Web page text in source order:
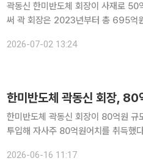
곽동신 한미반도체 회장이 사재로
써 곽 회장은 2023년부터 총 695억원(73
로 높아진다. 곽 회장은 2023년부터
2026-07-02 13:24
한미반도체 곽동신 회장, 80
한미반도체 곽동신 회장이 80억원 규모의 자사주 매입
투입해 자사주 80억원어치를 취득했
곽 회장이 2023년 이후 취득한 자사
2026-06-16 11:17